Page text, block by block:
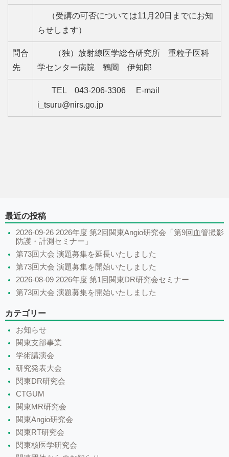
（受講の可否については11月20日までにお知
らせします）
問合
先
（独）放射線医学総合研究所 重粒子医科
学センター病院 鶴岡 伊知郎
TEL 043-206-3306 E-mail
i_tsuru@nirs.go.jp
最近の投稿
2026-09-26 2026年度 第2回関東Angio研究会「第9回血管撮影
防護・計測セミナー」
第73回大会 演題募集を延長いたしました
第73回大会 演題募集を開始いたしました
2026-08-09 2026年度 第1回関東DR研究会セミナー
第73回大会 演題募集を開始いたしました
カテゴリー
お知らせ
関東支部事業
学術講演会
研究発表大会
関東DR研究会
CTGUM
関東MR研究会
関東Angio研究会
関東RT研究会
関東核医学研究会